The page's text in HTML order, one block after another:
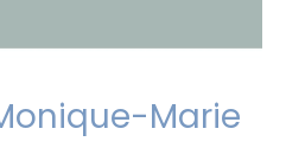
Marie